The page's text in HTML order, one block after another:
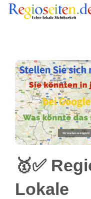
Skip
🥇✅
Lokale